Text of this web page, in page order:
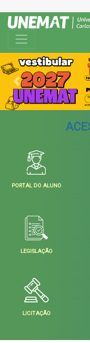
Toggle navigation
Previous
PORTAL DO ALUNO
LEGISLAÇÃO
LICITAÇÃO